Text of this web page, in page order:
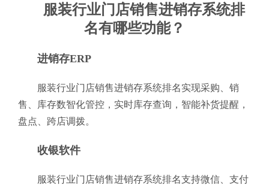
服装行业门店销售进销存系统排
名有哪些功能？
进销存ERP
服装行业门店销售进销存系统排名实现采购、销
售、库存数智化管控，实时库存查询，智能补货提醒，
盘点、跨店调拨。
收银软件
服装行业门店销售进销存系统排名支持微信、支付